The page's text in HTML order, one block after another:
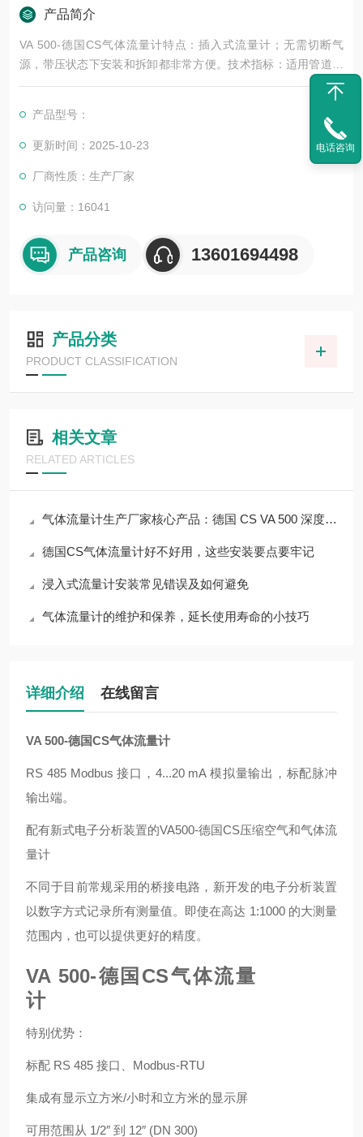
产品简介
VA 500-德国CS气体流量计特点：插入式流量计；无需切断气
源，带压状态下安装和拆卸都非常方便。技术指标：适用管道：
1/2寸至DN 1000；操作压力：高达50bar；操作温度： -30... 11
产品型号：
更新时间：2025-10-23
厂商性质：生产厂家
访问量：16041
产品咨询 13601694498
产品分类
PRODUCT CLASSIFICATION
相关文章
RELATED ARTICLES
气体流量计生产厂家核心产品：德国 CS VA 500 深度测评
德国CS气体流量计好不好用，这些安装要点要牢记
浸入式流量计安装常见错误及如何避免
气体流量计的维护和保养，延长使用寿命的小技巧
详细介绍 在线留言
VA 500-德国CS气体流量计
RS 485 Modbus 接口，4...20 mA 模拟量输出，标配脉冲
输出端。
配有新式电子分析装置的VA500-德国CS压缩空气和气体流
量计
不同于目前常规采用的桥接电路，新开发的电子分析装置
以数字方式记录所有测量值。即使在高达 1:1000 的大测量
范围内，也可以提供更好的精度。
VA 500-德国CS气体流量
计
特别优势：
标配 RS 485 接口、Modbus-RTU
集成有显示立方米/小时和立方米的显示屏
可用范围从 1/2″ 到 12″ (DN 300)
电话咨询